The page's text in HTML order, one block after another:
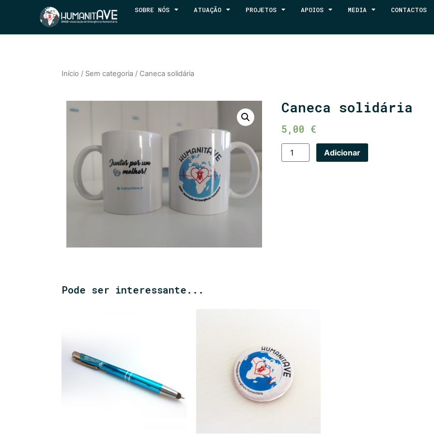
SOBRE NÓS ATUAÇÃO PROJETOS APOIOS MEDIA CONTACTOS
Início / Sem categoria / Caneca solidária
Caneca solidária
5,00 €
Adicionar
Pode ser interessante...